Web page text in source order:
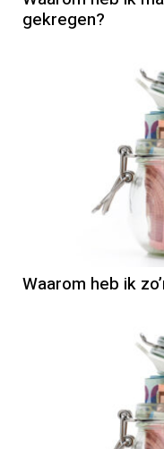
gekregen?
Waarom heb ik